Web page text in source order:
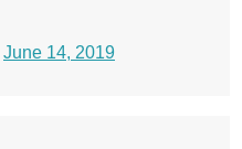
June 14, 2019